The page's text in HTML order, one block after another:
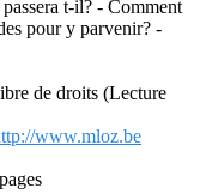
t-il? - Comment
pour y parvenir? -
de droits (Lecture
www.mloz.be